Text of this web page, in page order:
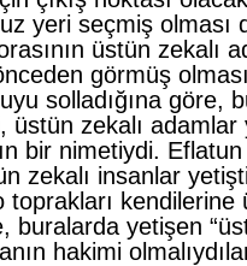
yeri seçmiş olması
üstün zekalı
görmüş
solladığına göre,
üstün zekalı adamlar
bir nimetiydi.
zekalı insanlar
toprakları kendilerine
buralarda yetişen
hakimi